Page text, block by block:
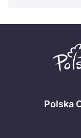
Polska